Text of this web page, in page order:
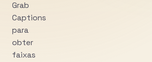
Grab
Captions
para
obter
faixas